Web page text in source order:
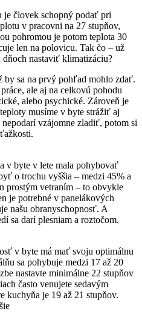
je človek schopný podať pri
v pracovni na 27 stupňov,
pohromou je potom teplota 30
len na polovicu. Tak čo – už
nastaviť klimatizáciu?
by sa na prvý pohľad mohlo zdať.
ale aj na celkovú pohodu
alebo psychické. Zároveň je
musíme v byte strážiť aj
vzájomne zladiť, potom si
v byte v lete mala pohybovať
o trochu vyššia – medzi 45% a
prostým vetraním – to obvykle
je potrebné v panelákových
našu obranyschopnosť. A
sa darí plesniam a roztočom.
v byte má mať svoju optimálnu
sa pohybuje medzi 17 až 20
nastavte minimálne 22 stupňov
často venujete sedavým
kuchyňa je 19 až 21 stupňov.